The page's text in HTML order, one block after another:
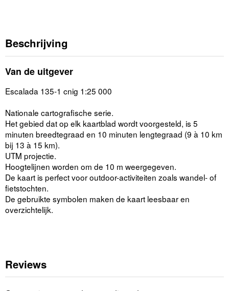
Beschrijving
Van de uitgever
Escalada 135-1 cnig 1:25 000
Nationale cartografische serie.
Het gebied dat op elk kaartblad wordt voorgesteld, is 5
minuten breedtegraad en 10 minuten lengtegraad (9 à 10 km
bij 13 à 15 km).
UTM projectie.
Hoogtelijnen worden om de 10 m weergegeven.
De kaart is perfect voor outdoor-activiteiten zoals wandel- of
fietstochten.
De gebruikte symbolen maken de kaart leesbaar en
overzichtelijk.
Reviews